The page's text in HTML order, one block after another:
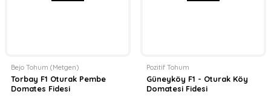
Bejo Tohum (Metgen)
Torbay F1 Oturak Pembe
Domates Fidesi
Pozitif Tohum
Güneyköy F1 - Oturak Köy
Domatesi Fidesi